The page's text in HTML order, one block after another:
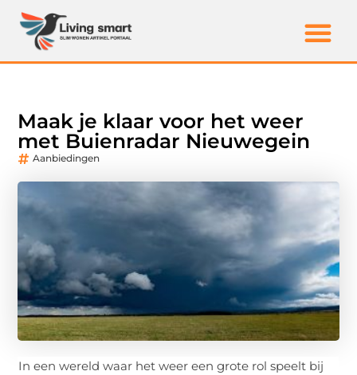
Maak je klaar voor het weer
met Buienradar Nieuwegein
Aanbiedingen
In een wereld waar het weer een grote rol speelt bij